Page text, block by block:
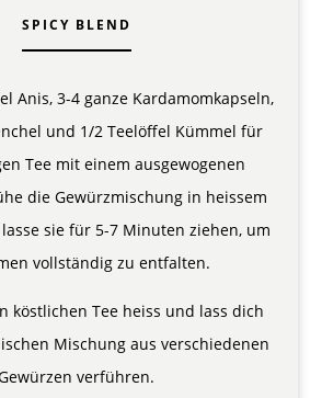
SPICY BLEND
Anis, 3-4 ganze Kardamomkapseln,
und 1/2 Teelöffel Kümmel für
Tee mit einem ausgewogenen
die Gewürzmischung in heissem
sie für 5-7 Minuten ziehen, um
vollständig zu entfalten.
köstlichen Tee heiss und lass dich
Mischung aus verschiedenen
verführen.